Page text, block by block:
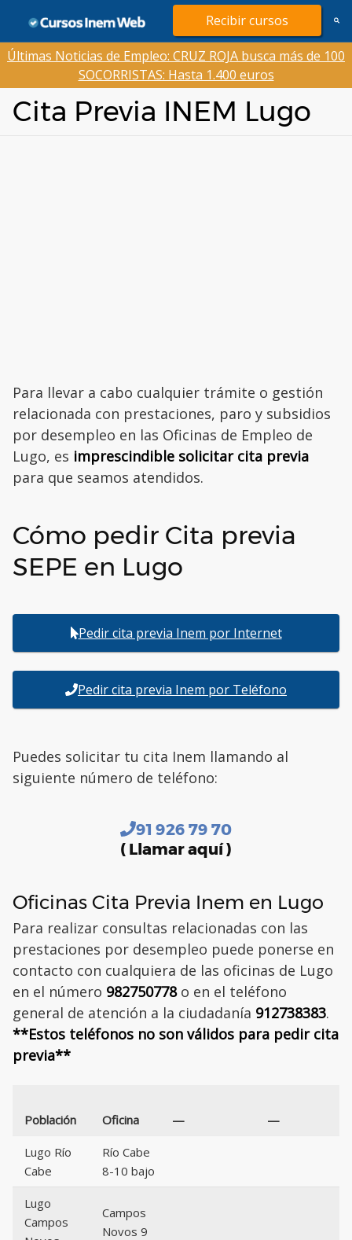
contenido
Recibir cursos
Últimas Noticias de Empleo: CRUZ ROJA busca más de 100
SOCORRISTAS: Hasta 1.400 euros
Cita Previa INEM Lugo
Para llevar a cabo cualquier trámite o gestión
relacionada con prestaciones, paro y subsidios
por desempleo en las Oficinas de Empleo de
Lugo, es imprescindible solicitar cita previa
para que seamos atendidos.
Cómo pedir Cita previa
SEPE en Lugo
Pedir cita previa Inem por Internet
Pedir cita previa Inem por Teléfono
Puedes solicitar tu cita Inem llamando al
siguiente número de teléfono:
91 926 79 70
( Llamar aquí )
Oficinas Cita Previa Inem en Lugo
Para realizar consultas relacionadas con las
prestaciones por desempleo puede ponerse en
contacto con cualquiera de las oficinas de Lugo
en el número 982750778o en el teléfono
general de atención a la ciudadanía 912738383.
**Estos teléfonos no son válidos para pedir cita
previa**
Población Oficina — —
Lugo Río
Cabe
Río Cabe
8-10 bajo
Lugo
Campos
Campos
Novos 9